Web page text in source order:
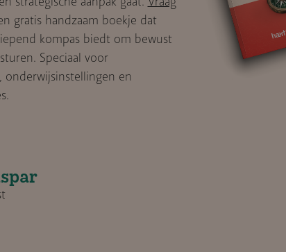
gratis handzaam boekje dat
kompas biedt om bewust
Speciaal voor
onderwijsinstellingen en